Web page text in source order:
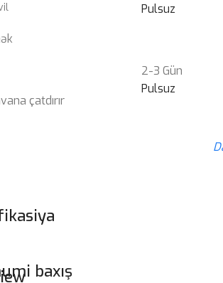
Pulsuz
çatdırır
2-3 Gün
Pulsuz
baxış